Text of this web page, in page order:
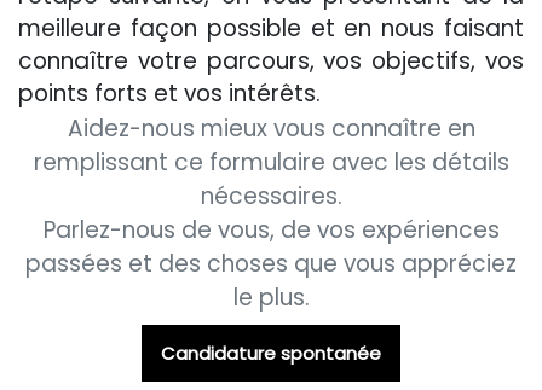
meilleure façon possible et en nous faisant
connaître votre parcours, vos objectifs, vos
points forts et vos intérêts.
Aidez-nous mieux vous connaître en
remplissant ce formulaire avec les détails
nécessaires.
Parlez-nous de vous, de vos expériences
passées et des choses que vous appréciez
le plus.
Candidature spontanée